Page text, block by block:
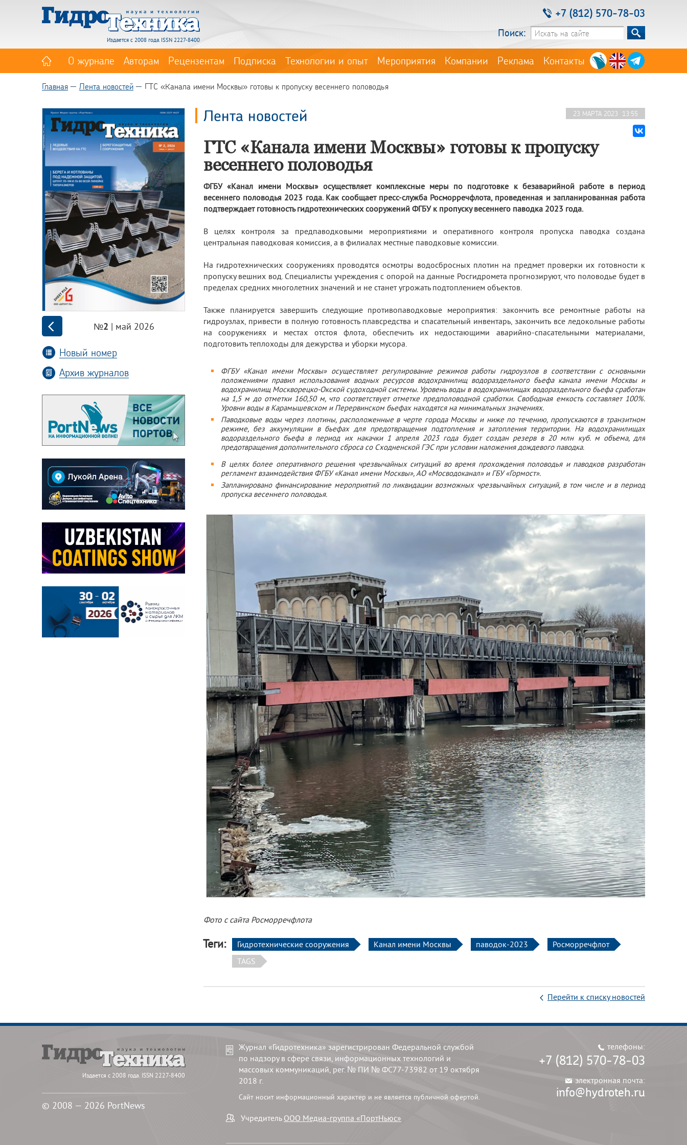
Издается с 2008 года. ISSN 2227-8400
+7 (812) 570-78-03
Поиск:
О журнале Авторам Рецензентам Подписка Технологии и опыт Мероприятия Компании Реклама Контакты
Главная Лента новостей ГТС «Канала имени Москвы» готовы к пропуску весеннего половодья
№2 | май 2026
Новый номер
Архив журналов
23 МАРТА 2023 13:55
Лента новостей
ГТС «Канала имени Москвы» готовы к пропуску
весеннего половодья
ФГБУ «Канал имени Москвы» осуществляет комплексные меры по подготовке к безаварийной работе в период
весеннего половодья 2023 года. Как сообщает пресс-служба Росморречфлота, проведенная и запланированная работа
подтверждает готовность гидротехнических сооружений ФГБУ к пропуску весеннего паводка 2023 года.
В целях контроля за предпаводковыми мероприятиями и оперативного контроля пропуска паводка создана
центральная паводковая комиссия, а в филиалах местные паводковые комиссии.
На гидротехнических сооружениях проводятся осмотры водосбросных плотин на предмет проверки их готовности к
пропуску вешних вод. Специалисты учреждения с опорой на данные Росгидромета прогнозируют, что половодье будет в
пределах средних многолетних значений и не станет угрожать подтоплением объектов.
Также планируется завершить следующие противопаводковые мероприятия: закончить все ремонтные работы на
гидроузлах, привести в полную готовность плавсредства и спасательный инвентарь, закончить все ледокольные работы
на сооружениях и местах отстоя флота, обеспечить их недостающими аварийно-спасательными материалами,
подготовить теплоходы для дежурства и уборки мусора.
ФГБУ «Канал имени Москвы» осуществляет регулирование режимов работы гидроузлов в соответствии с основными
положениями правил использования водных ресурсов водохранилищ водораздельного бьефа канала имени Москвы и
водохранилищ Москворецко-Окской судоходной системы. Уровень воды в водохранилищах водораздельного бьефа сработан
на 1,5 м до отметки 160,50 м, что соответствует отметке предполоводной сработки. Свободная емкость составляет 100%.
Уровни воды в Карамышевском и Перервинском бьефах находятся на минимальных значениях.
Паводковые воды через плотины, расположенные в черте города Москвы и ниже по течению, пропускаются в транзитном
режиме, без аккумуляции в бьефах для предотвращения подтопления и затопления территории. На водохранилищах
водораздельного бьефа в период их накачки 1 апреля 2023 года будет создан резерв в 20 млн куб. м объема, для
предотвращения дополнительного сброса со Сходненской ГЭС при условии наложения дождевого паводка.
В целях более оперативного решения чрезвычайных ситуаций во время прохождения половодья и паводков разработан
регламент взаимодействия ФГБУ «Канал имени Москвы», АО «Мосводоканал» и ГБУ «Гормост».
Запланировано финансирование мероприятий по ликвидации возможных чрезвычайных ситуаций, в том числе и в период
пропуска весеннего половодья.
Фото с сайта Росморречфлота
Теги: Гидротехнические сооружения Канал имени Москвы паводок-2023
Росморречфлот
TAGS
Перейти к списку новостей
Издается с 2008 года. ISSN 2227-8400
© 2008 — 2026 PortNews
Журнал «Гидротехника» зарегистрирован Федеральной службой
по надзору в сфере связи, информационных технологий и
массовых коммуникаций, рег. № ПИ № ФС77-73982 от 19 октября
2018 г.
Сайт носит информационный характер и не является публичной офертой.
Учредитель ООО Медиа-группа «ПортНьюс»
телефоны:
+7 (812) 570-78-03
электронная почта:
info@hydroteh.ru